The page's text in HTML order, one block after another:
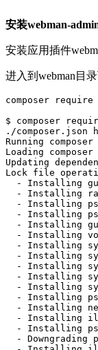
安装webman-
安装应用插件
进入到webman目
composer require
$ composer
./composer.json
Running
Loading
Updating
Lock file
- Installing
- Installing
- Installing
- Installing
- Installing
- Installing
- Installing
- Installing
- Installing
- Installing
- Installing
- Installing
- Installing
- Installing
- Installing
- Downgrading